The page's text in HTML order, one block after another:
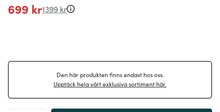
699 kr1399 kr
Den här produkten finns endast hos oss.
Upptäck hela vårt exklusiva sortiment här.